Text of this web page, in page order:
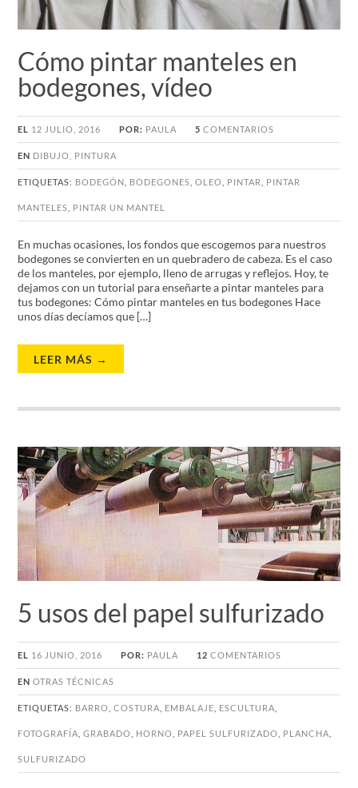
Cómo pintar manteles en
bodegones, vídeo
EL 12 JULIO, 2016 POR: PAULA 5 COMENTARIOS
EN DIBUJO PINTURA
ETIQUETAS: BODEGÓN BODEGONES ,OLEO PINTAR PINTAR
MANTELES PINTAR UN MANTEL
En muchas ocasiones, los fondos que escogemos para nuestros
bodegones se convierten en un quebradero de cabeza. Es el caso
de los manteles, por ejemplo, lleno de arrugas y reflejos. Hoy, te
dejamos con un tutorial para enseñarte a pintar manteles para
tus bodegones: Cómo pintar manteles en tus bodegones Hace
unos días decíamos que […]
LEER MÁS →
5 usos del papel sulfurizado
EL 16 JUNIO, 2016 POR: PAULA 12 COMENTARIOS
EN OTRAS TÉCNICAS
ETIQUETAS: BARRO ,COSTURA EMBALAJE ESCULTURA
FOTOGRAFÍA ,GRABADO HORNO PAPEL SULFURIZADO PLANCHA
SULFURIZADO